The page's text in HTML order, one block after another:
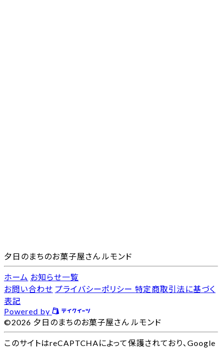
夕日のまちのお菓子屋さん ルモンド
ホーム お知らせ一覧
お問い合わせ プライバシーポリシー 特定商取引法に基づく
表記
Powered by
©2026 夕日のまちのお菓子屋さん ルモンド
このサイトはreCAPTCHAによって保護されており、Google